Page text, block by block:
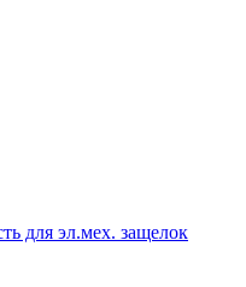
для эл.мех. защелок